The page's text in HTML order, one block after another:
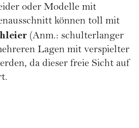
oder Modelle mit
können toll mit
(Anm.: schulterlanger
Lagen mit verspielter
da dieser freie Sicht auf